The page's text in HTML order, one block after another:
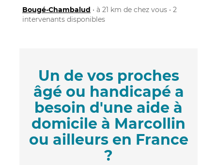
Bougé-Chambalud • à 21 km de chez vous • 2
intervenants disponibles
Un de vos proches
âgé ou handicapé a
besoin d'une aide à
domicile à Marcollin
ou ailleurs en France
?